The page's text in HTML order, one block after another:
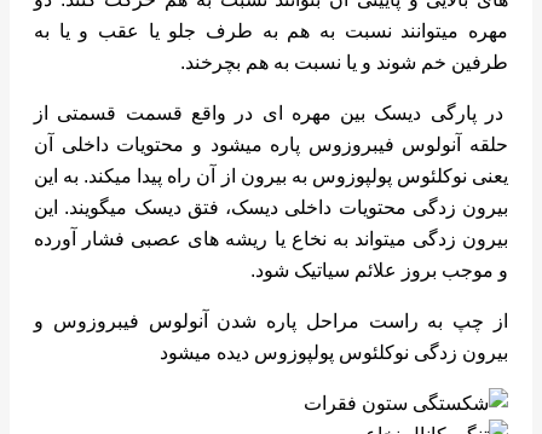
مهره میتوانند نسبت به هم به طرف جلو یا عقب و یا به
طرفین خم شوند و یا نسبت به هم بچرخند.
در پارگی دیسک بین مهره ای در واقع قسمت قسمتی از
حلقه آنولوس فیبروزوس پاره میشود و محتویات داخلی آن
یعنی نوکلئوس پولپوزوس به بیرون از آن راه پیدا میکند. به این
بیرون زدگی محتویات داخلی دیسک، فتق دیسک میگویند. این
بیرون زدگی میتواند به نخاع یا ریشه های عصبی فشار آورده
و موجب بروز علائم سیاتیک شود.
از چپ به راست مراحل پاره شدن آنولوس فیبروزوس و
بیرون زدگی نوکلئوس پولپوزوس دیده میشود